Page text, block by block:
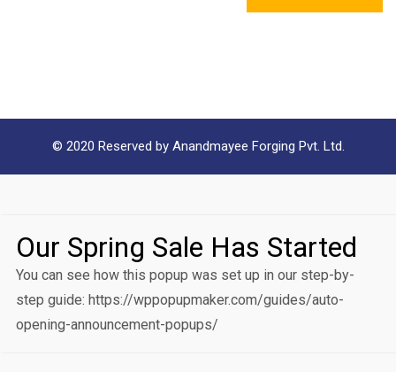
© 2020 Reserved by Anandmayee Forging Pvt. Ltd.
Our Spring Sale Has Started
You can see how this popup was set up in our step-by-
step guide: https://wppopupmaker.com/guides/auto-
opening-announcement-popups/